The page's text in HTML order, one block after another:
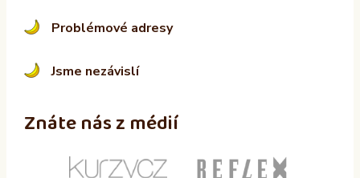
Problémové adresy
Jsme nezávislí
Znáte nás z médií